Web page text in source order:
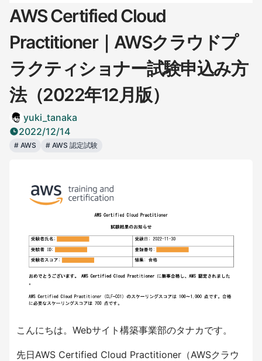
AWS Certified Cloud
Practitioner｜AWSクラウドプ
ラクティショナー試験申込み方
法（2022年12月版）
yuki_tanaka
2022/12/14
# AWS # AWS 認定試験
こんにちは。Webサイト構築事業部のタナカです。
先日AWS Certified Cloud Practitioner（AWSクラウ